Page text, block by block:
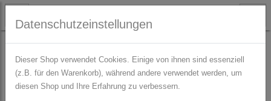
STOFFE Sportlycra / Funktionsstoff
Datenschutzeinstellungen
Dieser Shop verwendet Cookies. Einige von ihnen sind essenziell
(z.B. für den Warenkorb), während andere verwendet werden, um
diesen Shop und Ihre Erfahrung zu verbessern.